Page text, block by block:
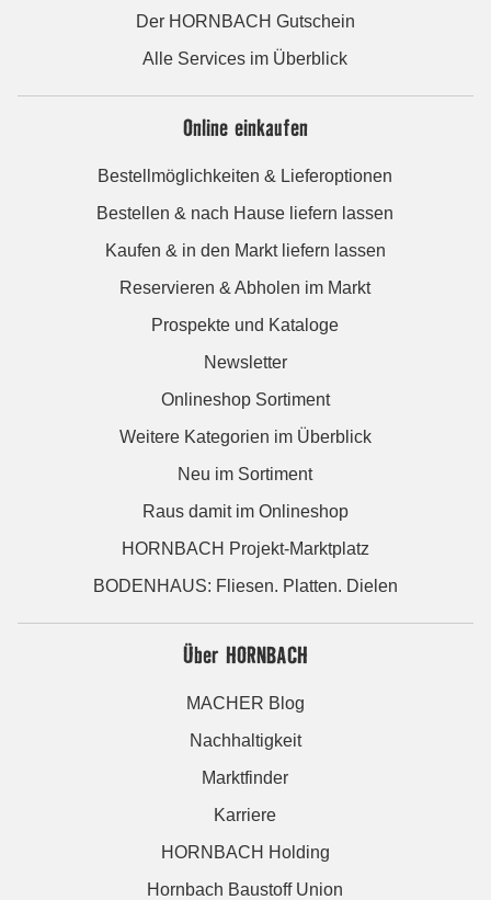
Der HORNBACH Gutschein
Alle Services im Überblick
Online einkaufen
Bestellmöglichkeiten & Lieferoptionen
Bestellen & nach Hause liefern lassen
Kaufen & in den Markt liefern lassen
Reservieren & Abholen im Markt
Prospekte und Kataloge
Newsletter
Onlineshop Sortiment
Weitere Kategorien im Überblick
Neu im Sortiment
Raus damit im Onlineshop
HORNBACH Projekt-Marktplatz
BODENHAUS: Fliesen. Platten. Dielen
Über HORNBACH
MACHER Blog
Nachhaltigkeit
Marktfinder
Karriere
HORNBACH Holding
Hornbach Baustoff Union